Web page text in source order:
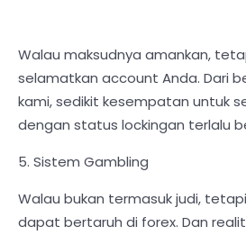
Walau maksudnya amankan,
selamatkan account Anda. Dari
kami, sedikit kesempatan untuk
dengan status lockingan terlalu
5. Sistem Gambling
Walau bukan termasuk judi,
dapat bertaruh di forex. Dan